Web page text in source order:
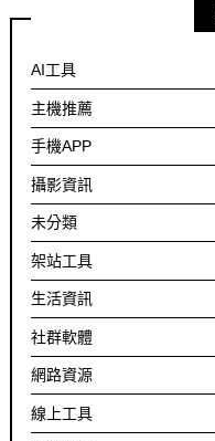
AI工具
主機推薦
手機APP
攝影資訊
未分類
架站工具
生活資訊
社群軟體
網路資源
線上工具